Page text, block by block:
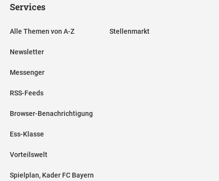
Services
Alle Themen von A-Z
Newsletter
Messenger
RSS-Feeds
Browser-Benachrichtigung
Ess-Klasse
Vorteilswelt
Spielplan, Kader FC Bayern
Stellenmarkt